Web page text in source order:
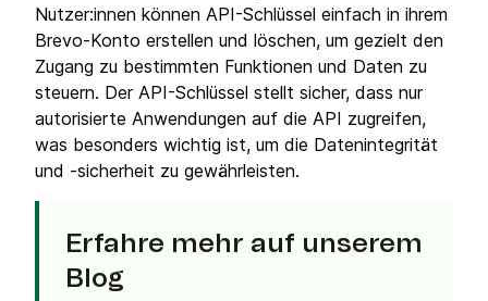
Nutzer:innen können API-Schlüssel einfach in ihrem
Brevo-Konto erstellen und löschen, um gezielt den
Zugang zu bestimmten Funktionen und Daten zu
steuern. Der API-Schlüssel stellt sicher, dass nur
autorisierte Anwendungen auf die API zugreifen,
was besonders wichtig ist, um die Datenintegrität
und -sicherheit zu gewährleisten.
Erfahre mehr auf unserem
Blog